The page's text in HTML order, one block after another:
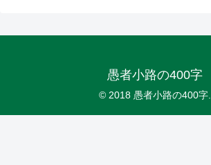
愚者小路の400字
© 2018 愚者小路の400字.